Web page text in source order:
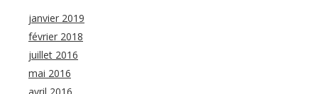
janvier 2019
février 2018
juillet 2016
mai 2016
avril 2016